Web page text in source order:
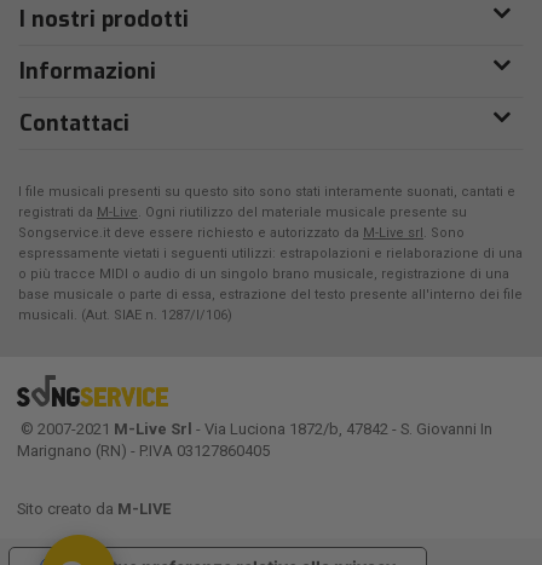
I nostri prodotti
Informazioni
Contattaci
I file musicali presenti su questo sito sono stati interamente suonati, cantati e
registrati da M-Live. Ogni riutilizzo del materiale musicale presente su
Songservice.it deve essere richiesto e autorizzato da M-Live srl . Sono
espressamente vietati i seguenti utilizzi: estrapolazioni e rielaborazione di una
o più tracce MIDI o audio di un singolo brano musicale, registrazione di una
base musicale o parte di essa, estrazione del testo presente all'interno dei file
musicali. (Aut. SIAE n. 1287/I/106)
© 2007-2021 M-Live Srl - Via Luciona 1872/b, 47842 - S. Giovanni In
Marignano (RN) - P.IVA 03127860405
Sito creato da M-LIVE